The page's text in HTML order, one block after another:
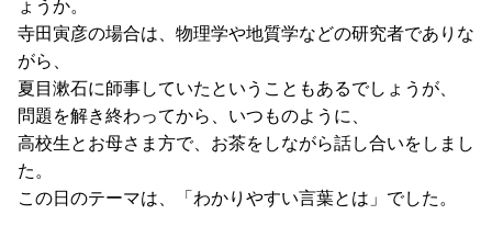
ょうか。
寺田寅彦の場合は、物理学や地質学などの研究者でありな
がら、
夏目漱石に師事していたということもあるでしょうが、
問題を解き終わってから、いつものように、
高校生とお母さま方で、お茶をしながら話し合いをしまし
た。
この日のテーマは、「わかりやすい言葉とは」でした。